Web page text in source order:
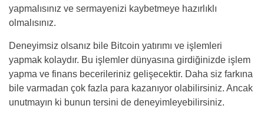
yapmalısınız ve sermayenizi kaybetmeye hazırlıklı
olmalısınız.
Deneyimsiz olsanız bile Bitcoin yatırımı ve işlemleri
yapmak kolaydır. Bu işlemler dünyasına girdiğinizde işlem
yapma ve finans becerileriniz gelişecektir. Daha siz farkına
bile varmadan çok fazla para kazanıyor olabilirsiniz. Ancak
unutmayın ki bunun tersini de deneyimleyebilirsiniz.